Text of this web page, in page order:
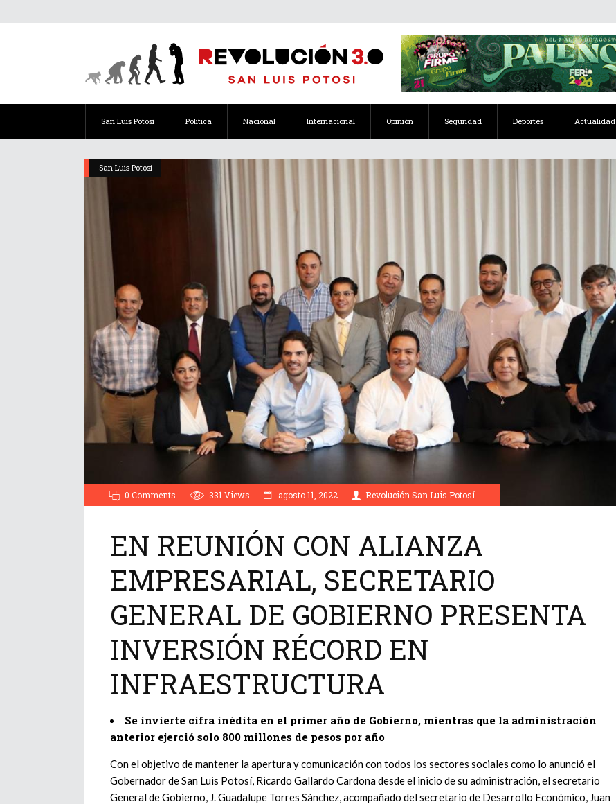
San Luis Potosí Política Nacional Internacional Opinión Seguridad Deportes Actualidad
San Luis Potosí
0 Comments 331 Views agosto 11, 2022 Revolución San Luis Potosí
EN REUNIÓN CON ALIANZA
EMPRESARIAL, SECRETARIO
GENERAL DE GOBIERNO PRESENTA
INVERSIÓN RÉCORD EN
INFRAESTRUCTURA
Se invierte cifra inédita en el primer año de Gobierno, mientras que la administración
anterior ejerció solo 800 millones de pesos por año
Con el objetivo de mantener la apertura y comunicación con todos los sectores sociales como lo anunció el
Gobernador de San Luis Potosí, Ricardo Gallardo Cardona desde el inicio de su administración, el secretario
General de Gobierno, J. Guadalupe Torres Sánchez, acompañado del secretario de Desarrollo Económico, Juan